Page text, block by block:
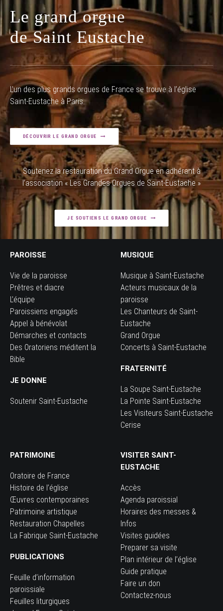
Le grand orgue
de Saint Eustache
L’un des plus grands orgues de France se trouve à l’église
Saint-Eustache à Paris.
DÉCOUVRIR LE GRAND ORGUE
Soutenez la restauration du Grand Orgue en adhérant à
l’association « Les Grandes Orgues de Saint-Eustache »
JE SOUTIENS LE GRAND ORGUE
PAROISSE
Vie de la paroisse
Prêtres et diacre
L’équipe
Paroissiens engagés
Appel à bénévolat
Démarches et contacts
Des Oratoriens méditent la
Bible
JE DONNE
Soutenir Saint-Eustache
MUSIQUE
Musique à Saint-Eustache
Acteurs musicaux de la
paroisse
Les Chanteurs de Saint-
Eustache
Grand Orgue
Concerts à Saint-Eustache
FRATERNITÉ
La Soupe Saint-Eustache
La Pointe Saint-Eustache
Les Visiteurs Saint-Eustache
Cerise
PATRIMOINE
Oratoire de France
Histoire de l’église
Œuvres contemporaines
Patrimoine artistique
Restauration Chapelles
La Fabrique Saint-Eustache
PUBLICATIONS
Feuille d’information
paroissiale
Feuilles liturgiques
VISITER SAINT-
EUSTACHE
Accès
Agenda paroissial
Horaires des messes &
Infos
Visites guidées
Preparer sa visite
Plan intérieur de l’église
Guide pratique
Faire un don
Contactez-nous